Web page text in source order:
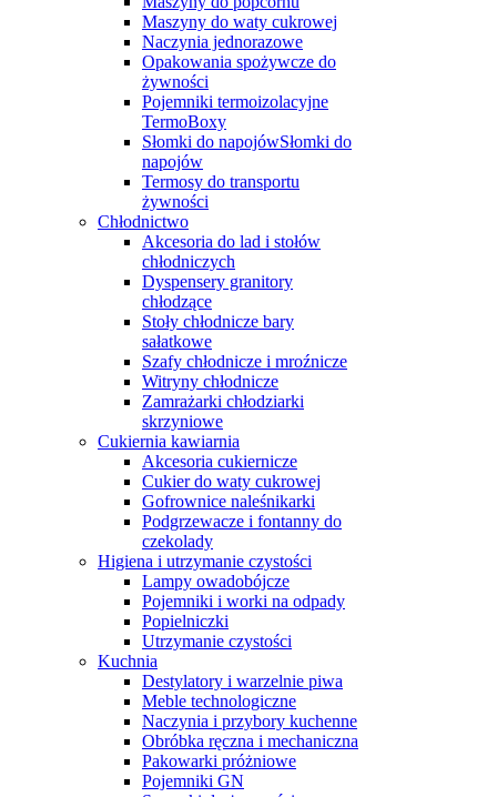
Maszyny do waty cukrowej
Naczynia jednorazowe
Opakowania spożywcze do
żywności
Pojemniki termoizolacyjne
TermoBoxy
Słomki do napojówSłomki do
napojów
Termosy do transportu
żywności
Chłodnictwo
Akcesoria do lad i stołów
chłodniczych
Dyspensery granitory
chłodzące
Stoły chłodnicze bary
sałatkowe
Szafy chłodnicze i mroźnicze
Witryny chłodnicze
Zamrażarki chłodziarki
skrzyniowe
Cukiernia kawiarnia
Akcesoria cukiernicze
Cukier do waty cukrowej
Gofrownice naleśnikarki
Podgrzewacze i fontanny do
czekolady
Higiena i utrzymanie czystości
Lampy owadobójcze
Pojemniki i worki na odpady
Popielniczki
Utrzymanie czystości
Kuchnia
Destylatory i warzelnie piwa
Meble technologiczne
Naczynia i przybory kuchenne
Obróbka ręczna i mechaniczna
Pakowarki próżniowe
Pojemniki GN